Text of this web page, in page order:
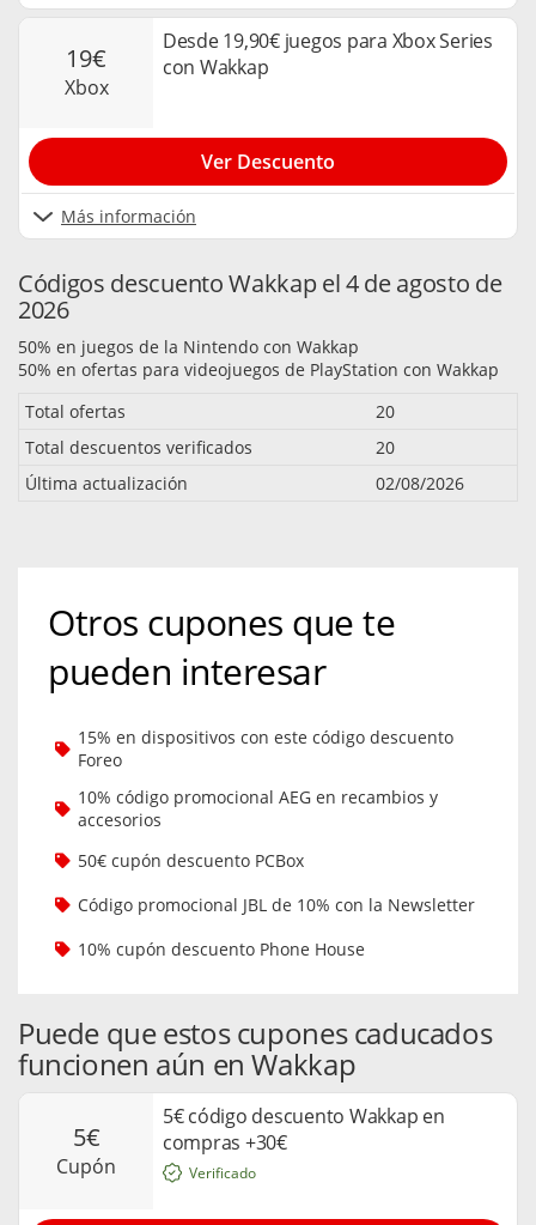
19€
xbox
Desde 19,90€ juegos para Xbox Series
con Wakkap
Más información
Ver Descuento
Códigos descuento Wakkap el 4 de agosto de
2026
50% en juegos de la Nintendo con Wakkap
50% en ofertas para videojuegos de PlayStation con Wakkap
Total ofertas
20
Total descuentos verificados
20
Última actualización
02/08/2026
Otros cupones que te
pueden interesar
15% en dispositivos con este código descuento
Foreo
10% código promocional AEG en recambios y
accesorios
50€ cupón descuento PCBox
Código promocional JBL de 10% con la Newsletter
10% cupón descuento Phone House
Puede que estos cupones caducados
funcionen aún en Wakkap
5€
cupón
5€ código descuento Wakkap en
compras +30€
Verificado